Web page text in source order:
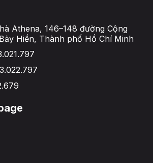
Athena, 146–148 đường Cộng
Hiền, Thành phố Hồ Chí Minh